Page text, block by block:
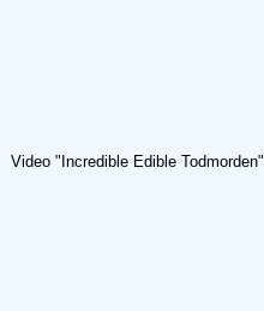
Video "Incredible Edible Todmorden"